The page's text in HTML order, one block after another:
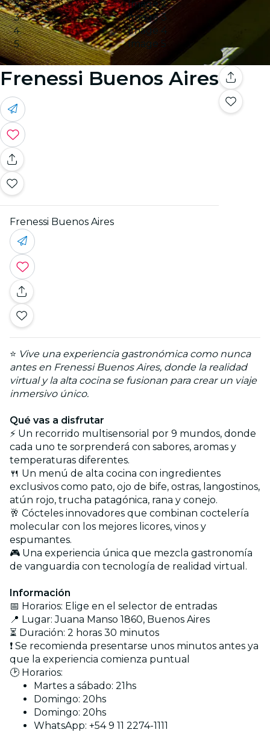
Image 2
Image 3
Image 4
Image 5
Frenessi Buenos Aires
Frenessi Buenos Aires
⭐ Vive una experiencia gastronómica como nunca
antes en Frenessi Buenos Aires, donde la realidad
virtual y la alta cocina se fusionan para crear un viaje
inmersivo único.
Qué vas a disfrutar
⚡ Un recorrido multisensorial por 9 mundos, donde
cada uno te sorprenderá con sabores, aromas y
temperaturas diferentes.
🍴 Un menú de alta cocina con ingredientes
exclusivos como pato, ojo de bife, ostras, langostinos,
atún rojo, trucha patagónica, rana y conejo.
🥂 Cócteles innovadores que combinan coctelería
molecular con los mejores licores, vinos y
espumantes.
🎮 Una experiencia única que mezcla gastronomía
de vanguardia con tecnología de realidad virtual.
Información
📅 Horarios: Elige en el selector de entradas
📍 Lugar: Juana Manso 1860, Buenos Aires
⏳ Duración: 2 horas 30 minutos
❗ Se recomienda presentarse unos minutos antes ya
que la experiencia comienza puntual
🕑 Horarios:
Martes a sábado: 21hs
Domingo: 20hs
Domingo: 20hs
WhatsApp: +54 9 11 2274-1111